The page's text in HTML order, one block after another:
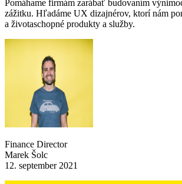
Pomáhame firmám zarábať budovaním
zážitku. Hľadáme UX dizajnérov, ktorí nám
a životaschopné produkty a služby.
Finance Director
Marek Šolc
12. september 2021